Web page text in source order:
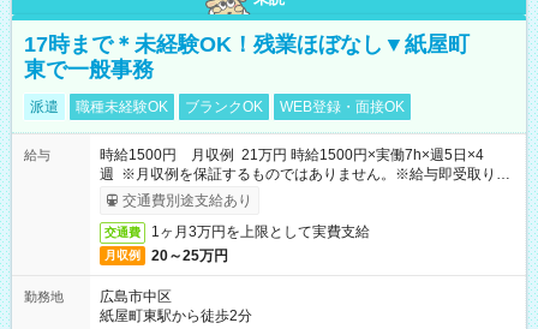
17時まで＊未経験OK！残業ほぼなし▼紙屋町
東で一般事務
派遣 職種未経験OK ブランクOK WEB登録・面接OK
給与
時給1500円 月収例 21万円 時給1500円×実働7h×週5日×4
週 ※月収例を保証するものではありません。※給与即受取りサ
ービス利用可（利用条件有）
交通費別途支給あり
交通費 1ヶ月3万円を上限として実費支給
月収例 20～25万円
勤務地
広島市中区
紙屋町東駅から徒歩2分